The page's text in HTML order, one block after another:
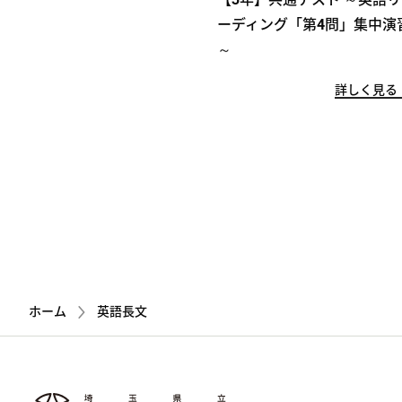
ーディング「第4問」集中演
～
詳しく見る
ホーム 英語長文